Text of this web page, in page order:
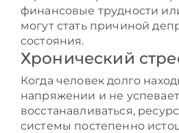
финансовые трудности
могут стать причиной
состояния.
Хронический
Когда человек долго
напряжении и не успевает
восстанавливаться,
системы постепенно